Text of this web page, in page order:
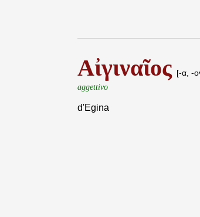
Αἰγιναῖος [-α, -
aggettivo
d'Egina